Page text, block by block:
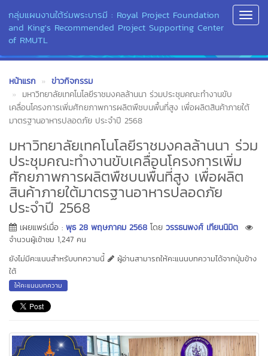
กลุ่มแผนงานใต้ร่มพระบารมี : Royal Project Foundation
and King's Recommended Project Supporting Center
of RMUTL
หน้าแรก
ข่าวกิจกรรม
มหาวิทยาลัยเทคโนโลยีราชมงคลล้านนา ร่วมประชุมคณะทำงานขับ
เคลื่อนโครงการเพิ่มศักยภาพการผลิตพืชบนพื้นที่สูง เพื่อผลิตสินค้าภายใต้
มาตรฐานอาหารปลอดภัย ประจำปี 2568
มหาวิทยาลัยเทคโนโลยีราชมงคลล้านนา ร่วม
ประชุมคณะทำงานขับเคลื่อนโครงการเพิ่ม
ศักยภาพการผลิตพืชบนพื้นที่สูง เพื่อผลิต
สินค้าภายใต้มาตรฐานอาหารปลอดภัย
ประจำปี 2568
เผยแพร่เมื่อ : พุธ 28 พฤษภาคม 2568 โดย วรรธนพงศ์ เทียนนิมิต
จำนวนผู้เข้าชม 1,247 คน
ยังไม่มีคะแนนสำหรับบทความนี้
ผู้อ่านสามารถให้คะแนนบทความได้จากปุ่มข้าง
ใต้
ให้คะแนนบทความ